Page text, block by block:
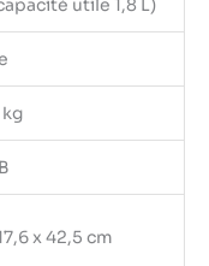
utile 1,8 L)
x 42,5 cm